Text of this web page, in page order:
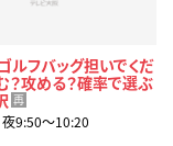
ルフバッグ担いでくだ
攻める？確率で選ぶ
再
9:50〜10:20